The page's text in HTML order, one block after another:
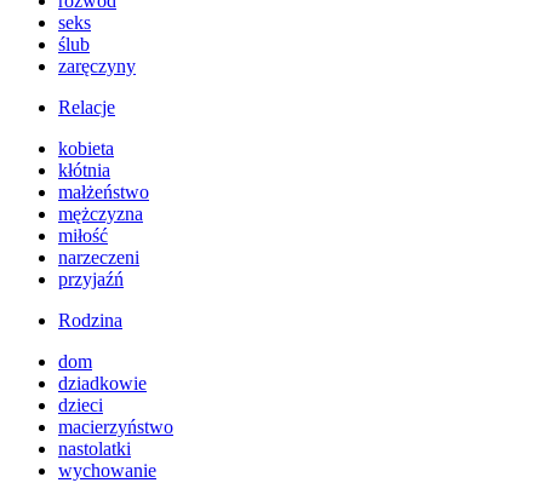
seks
ślub
zaręczyny
Relacje
kobieta
kłótnia
małżeństwo
mężczyzna
miłość
narzeczeni
przyjaźń
Rodzina
dom
dziadkowie
dzieci
macierzyństwo
nastolatki
wychowanie